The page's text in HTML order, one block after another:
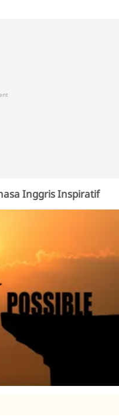
Inggris Inspiratif